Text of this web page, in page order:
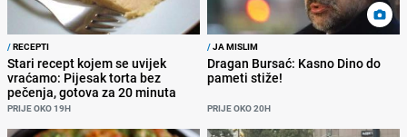
/RECEPTI
Stari recept kojem se uvijek
vraćamo: Pijesak torta bez
pečenja, gotova za 20 minuta
PRIJE OKO 19H
/JA MISLIM
Dragan Bursać: Kasno Dino do
pameti stiže!
PRIJE OKO 20H